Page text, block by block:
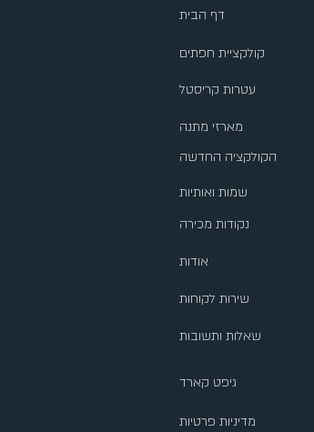
דף הבית
קולקציית חפתים
עטרות קריסטל
מארזי מתנה
הקולקציה החדשה
שמות ואותיות
נקודות מכירה
אודות
שירות לקוחות
שאלות ותשובות
גיפט קארד
מדיניות פרטיות